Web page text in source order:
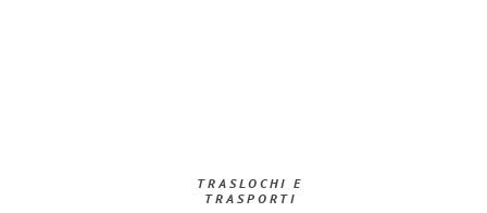
TRASLOCHI E
TRASPORTI​